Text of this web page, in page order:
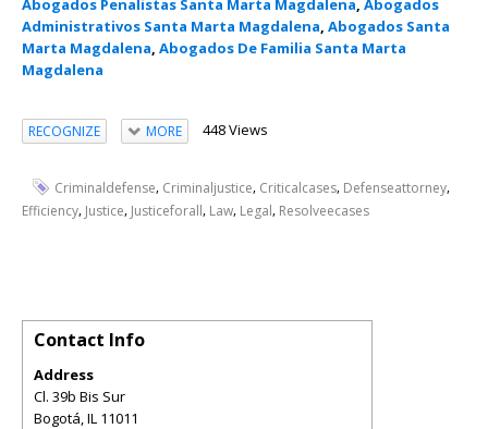
Abogados Penalistas Santa Marta Magdalena, Abogados
Administrativos Santa Marta Magdalena, Abogados Santa
Marta Magdalena, Abogados De Familia Santa Marta
Magdalena
RECOGNIZE MORE 448 Views
Criminaldefense, Criminaljustice, Criticalcases, Defenseattorney,
Efficiency, Justice, Justiceforall, Law, Legal, Resolveecases
Contact Info
Address
Cl. 39b Bis Sur
Bogotá IL 11011